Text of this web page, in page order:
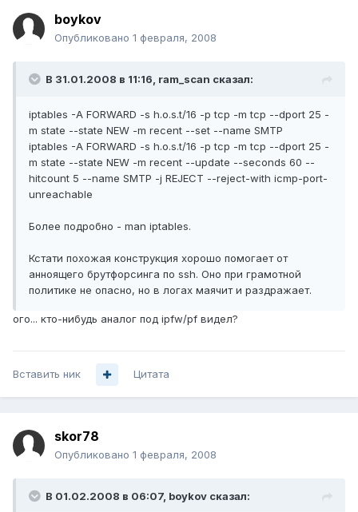
boykov
Опубликовано 1 февраля, 2008
В 31.01.2008 в 11:16, ram_scan сказал:
iptables -A FORWARD -s h.o.s.t/16 -p tcp -m tcp --dport 25 -
m state --state NEW -m recent --set --name SMTP
iptables -A FORWARD -s h.o.s.t/16 -p tcp -m tcp --dport 25 -
m state --state NEW -m recent --update --seconds 60 --
hitcount 5 --name SMTP -j REJECT --reject-with icmp-port-
unreachable
Более подробно - man iptables.
Кстати похожая конструкция хорошо помогает от
анноящего брутфорсинга по ssh. Оно при грамотной
политике не опасно, но в логах маячит и раздражает.
ого... кто-нибудь аналог под ipfw/pf видел?
Вставить ник Цитата
skor78
Опубликовано 1 февраля, 2008
В 01.02.2008 в 06:07, boykov сказал: